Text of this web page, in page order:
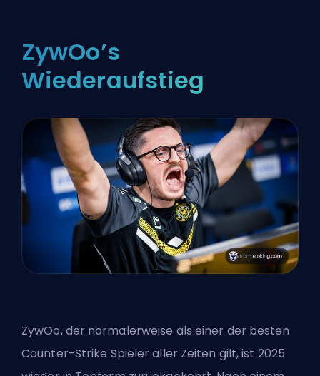
ZywOo’s
Wiederaufstieg
ZywOo, der normalerweise als einer der besten
Counter-Strike Spieler aller Zeiten gilt, ist 2025